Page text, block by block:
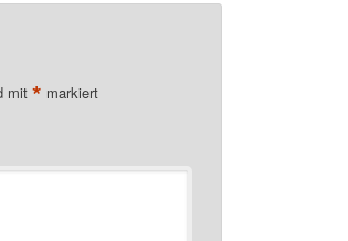
mit * markiert